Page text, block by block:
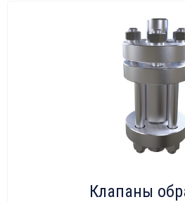
Клапаны